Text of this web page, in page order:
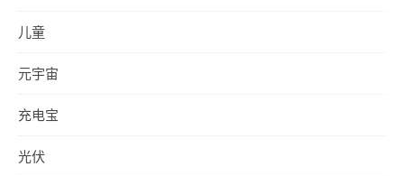
儿童
元宇宙
充电宝
光伏